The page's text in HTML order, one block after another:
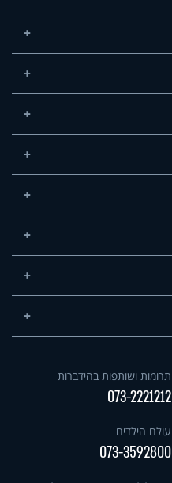
תרומות ושותפות בהידברות
073-2221212
עולם הילדים
073-3592800